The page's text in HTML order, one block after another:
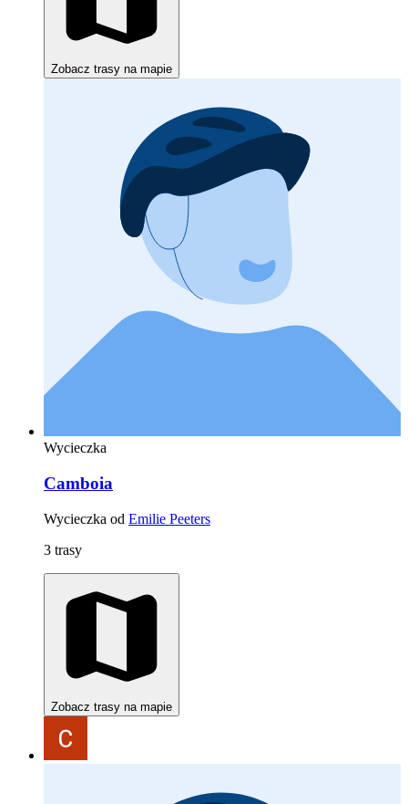
Zobacz trasy na mapie
Wycieczka
Camboia
Wycieczka od Emilie Peeters
3 trasy
Zobacz trasy na mapie